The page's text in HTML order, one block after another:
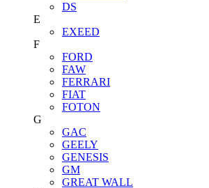
DS
E
EXEED
F
FORD
FAW
FERRARI
FIAT
FOTON
G
GAC
GEELY
GENESIS
GM
GREAT WALL